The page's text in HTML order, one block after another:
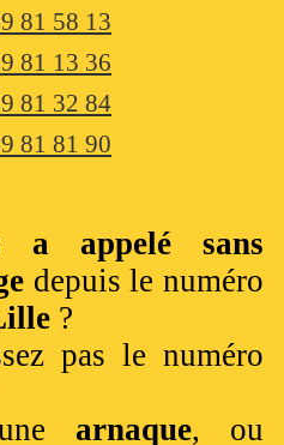
81 58 13
81 13 36
81 32 84
81 81 90
a appelé sans
depuis le numéro
?
pas le numéro
arnaque, ou